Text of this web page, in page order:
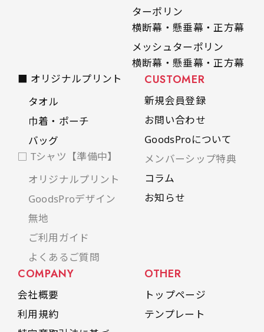
ターポリン
横断幕・懸垂幕・正方幕
メッシュターポリン
横断幕・懸垂幕・正方幕
■ オリジナルプリント
タオル
巾着・ポーチ
バッグ
□ Tシャツ【準備中】
オリジナルプリント
GoodsProデザイン
無地
ご利用ガイド
よくあるご質問
CUSTOMER
新規会員登録
お問い合わせ
GoodsProについて
メンバーシップ特典
コラム
お知らせ
COMPANY
会社概要
利用規約
OTHER
トップページ
テンプレート